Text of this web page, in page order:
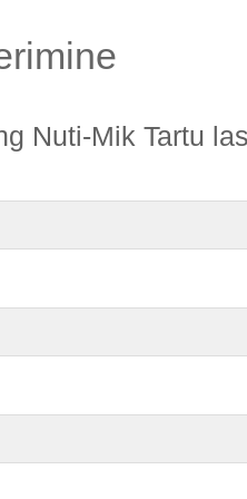
Nuti-Mik Tartu